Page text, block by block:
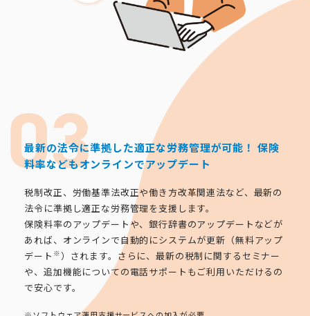
最新の法令に準拠した適正な労務管理が可能！ 保険
料率などもオンラインでアップデート
税制改正、労働基準法改正や働き方改革関連法など、最新の
法令に準拠し適正な労務管理を支援します。
保険料率のアップデートや、銀行辞書のアップデートなどが
あれば、オンラインで自動的にシステムが更新（無料アップ
デート ※）されます。さらに、最新の税制に関するセミナー
や、追加機能についての電話サポートもご利用いただけるの
で安心です。